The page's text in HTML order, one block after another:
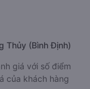
Thủy (Bình Định)
giá với số điểm
của khách hàng